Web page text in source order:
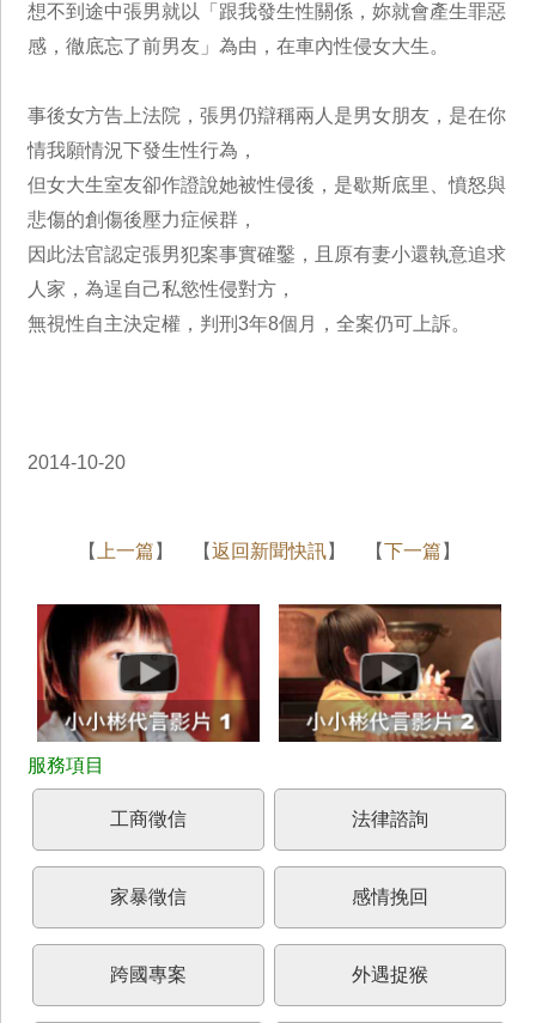
想不到途中張男就以「跟我發生性關係，妳就會產生罪惡
感，徹底忘了前男友」為由，在車內性侵女大生。
事後女方告上法院，張男仍辯稱兩人是男女朋友，是在你
情我願情況下發生性行為，
但女大生室友卻作證說她被性侵後，是歇斯底里、憤怒與
悲傷的創傷後壓力症候群，
因此法官認定張男犯案事實確鑿，且原有妻小還執意追求
人家，為逞自己私慾性侵對方，
無視性自主決定權，判刑3年8個月，全案仍可上訴。
2014-10-20
【 上一篇 】 【返回新聞快訊】 【下一篇 】
工商徵信 法律諮詢
家暴徵信 感情挽回
跨國專案 外遇捉猴